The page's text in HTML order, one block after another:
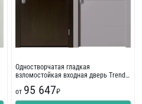
Одностворчатая гладкая
взломостойкая входная дверь Trend
от 95 647₽